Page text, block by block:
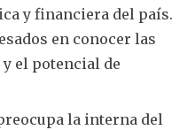
y financiera del país.
en conocer las
y el potencial de
la interna del